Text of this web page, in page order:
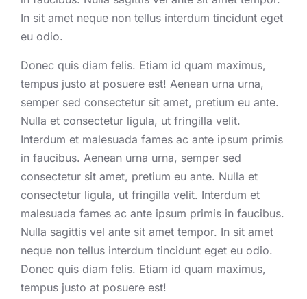
In sit amet neque non tellus interdum tincidunt eget
eu odio.
Donec quis diam felis. Etiam id quam maximus,
tempus justo at posuere est! Aenean urna urna,
semper sed consectetur sit amet, pretium eu ante.
Nulla et consectetur ligula, ut fringilla velit.
Interdum et malesuada fames ac ante ipsum primis
in faucibus. Aenean urna urna, semper sed
consectetur sit amet, pretium eu ante. Nulla et
consectetur ligula, ut fringilla velit. Interdum et
malesuada fames ac ante ipsum primis in faucibus.
Nulla sagittis vel ante sit amet tempor. In sit amet
neque non tellus interdum tincidunt eget eu odio.
Donec quis diam felis. Etiam id quam maximus,
tempus justo at posuere est!